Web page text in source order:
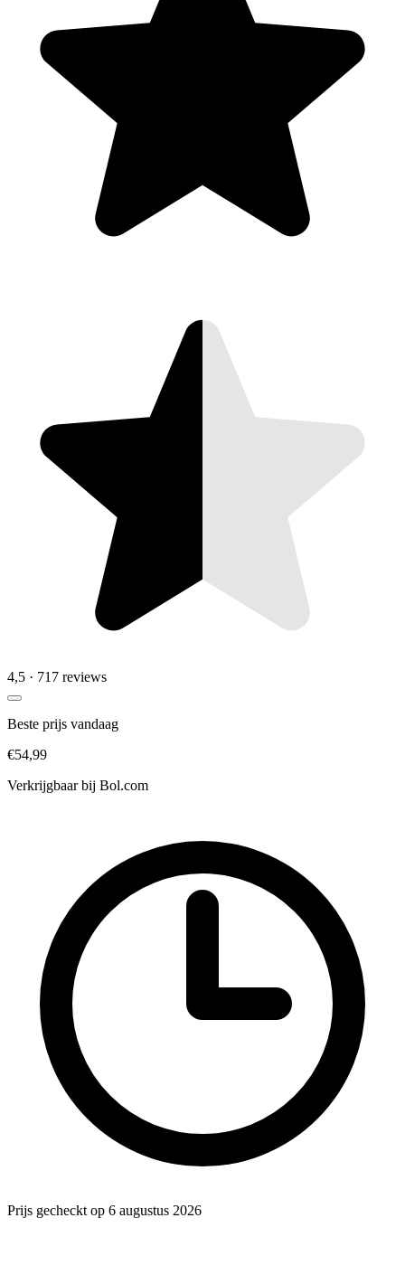
4,5 · 717 reviews
Beste prijs vandaag
€54,99
Verkrijgbaar bij Bol.com
Prijs gecheckt op 6 augustus 2026